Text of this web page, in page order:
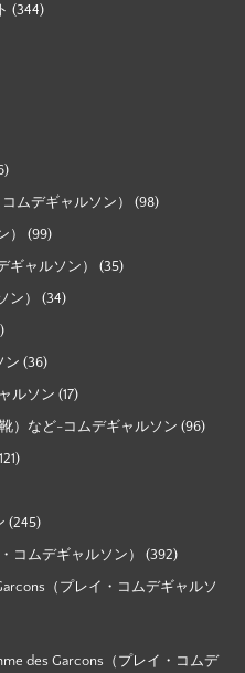
(344)
ムデギャルソン） (98)
） (99)
ギャルソン） (35)
ン） (34)
ン (36)
ルソン (17)
）など-コムデギャルソン (96)
(245)
コムデギャルソン） (392)
（プレイ・コムデギャルソ
des Garcons（プレイ・コムデ